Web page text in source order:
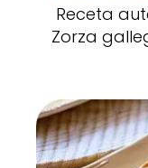
Receta
Zorza